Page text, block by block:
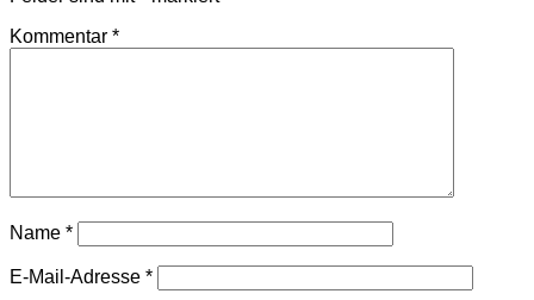
Kommentar *
Name *
E-Mail-Adresse *